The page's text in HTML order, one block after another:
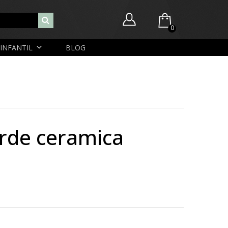
0
Você ainda não possui itens no seu carrinho.
Nome de usuário ou endereço de e-mail
Lembrar-me
INFANTIL BLOG
ceramica